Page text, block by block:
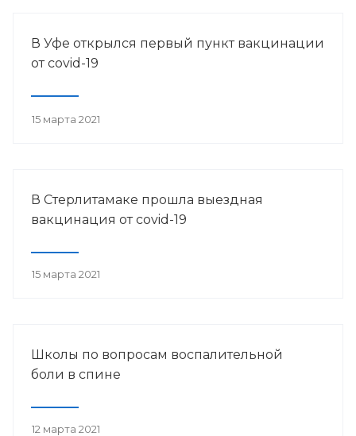
В Уфе открылся первый пункт вакцинации
от сovid-19
15 марта 2021
В Стерлитамаке прошла выездная
вакцинация от covid-19
15 марта 2021
Школы по вопросам воспалительной
боли в спине
12 марта 2021